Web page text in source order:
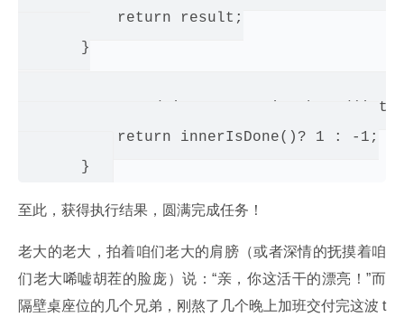
           return result;
       }
protected int tryAcquireShared(int
           return innerIsDone()? 1 : -1;
至此，获得执行结果，圆满完成任务！
老大的老大，拍着咱们老大的肩膀（或者深情的抚摸着咱
们老大唏嘘胡茬的脸庞）说：“亲，你这活干的漂亮！”而
隔壁桌座位的几个兄弟，刚熬了几个晚上加班交付完这波 t